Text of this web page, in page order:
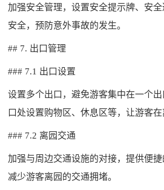
加强安全管理，设置安全提示牌、安
安全，预防意外事故的发生。
## 7. 出口管理
### 7.1 出口设置
设置多个出口，避免游客集中在一个
口处设置购物区、休息区等，让游客在
### 7.2 离园交通
加强与周边交通设施的对接，提供便捷
减少游客离园的交通拥堵。